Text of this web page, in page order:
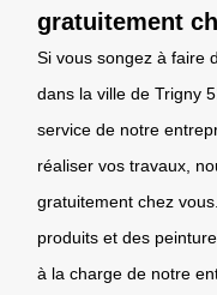
gratuitement
Si vous songez à faire
dans la ville de Trigny
service de notre
réaliser vos travaux,
gratuitement chez
produits et des
à la charge de notre